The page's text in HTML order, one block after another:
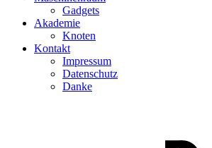
Gadgets
Akademie
Knoten
Kontakt
Impressum
Datenschutz
Danke